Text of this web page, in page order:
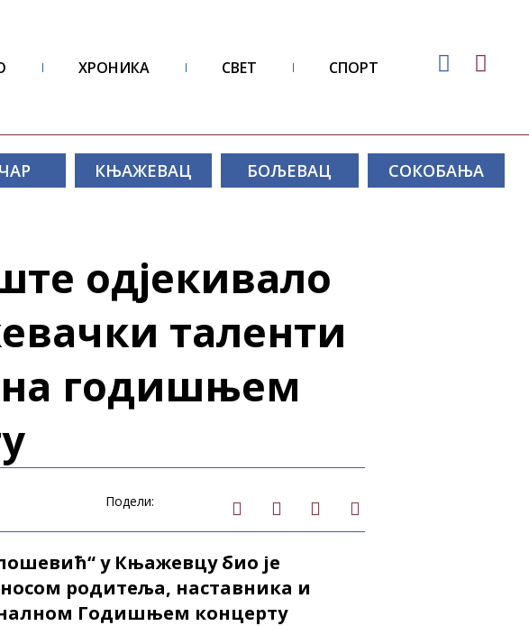
ХРОНИКА СВЕТ СПОРТ
КЊАЖЕВАЦ БОЉЕВАЦ СОКОБАЊА
одјекивало
таленти
годишњем
Подели:
у Књажевцу био је
родитеља, наставника и
Годишњем концерту